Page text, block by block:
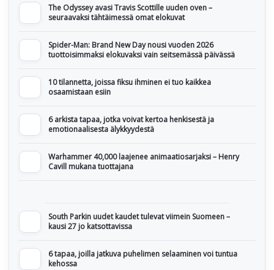
The Odyssey avasi Travis Scottille uuden oven –
seuraavaksi tähtäimessä omat elokuvat
Spider-Man: Brand New Day nousi vuoden 2026
tuottoisimmaksi elokuvaksi vain seitsemässä päivässä
10 tilannetta, joissa fiksu ihminen ei tuo kaikkea
osaamistaan esiin
6 arkista tapaa, jotka voivat kertoa henkisestä ja
emotionaalisesta älykkyydestä
Warhammer 40,000 laajenee animaatiosarjaksi – Henry
Cavill mukana tuottajana
South Parkin uudet kaudet tulevat viimein Suomeen –
kausi 27 jo katsottavissa
6 tapaa, joilla jatkuva puhelimen selaaminen voi tuntua
kehossa